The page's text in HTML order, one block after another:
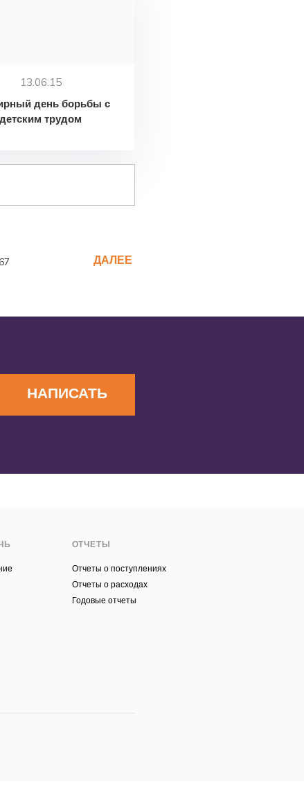
13.06.15
день борьбы с
детским трудом
ДАЛЕЕ
НАПИСАТЬ
ОТЧЕТЫ
Отчеты о поступлениях
Отчеты о расходах
Годовые отчеты